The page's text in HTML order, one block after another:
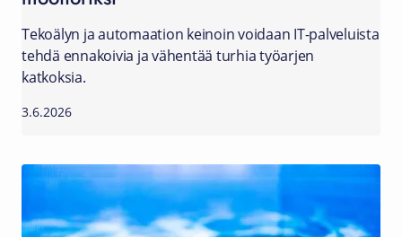
Tekoälyn ja automaation keinoin voidaan IT-palveluista
tehdä ennakoivia ja vähentää turhia työarjen
katkoksia.
3.6.2026